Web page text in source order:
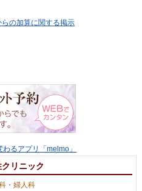
らの加算に関する掲示
リニック
・婦人科